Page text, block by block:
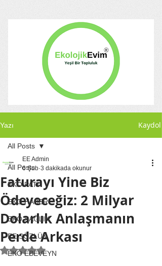
Yazı Kaydol
All Posts
EKO PATİ
EKO HABER
EKO SAĞLIK
EE SÖZLÜK
EKO EBEVEYN
All Posts
Faturayı Yine Biz
Ödeyeceğiz: 2 Milyar
Dolarlık Anlaşmanın
Perde Arkası
EE Admin
6 Şub 3 dakikada okunur
5 üzerinden NaN yıldız